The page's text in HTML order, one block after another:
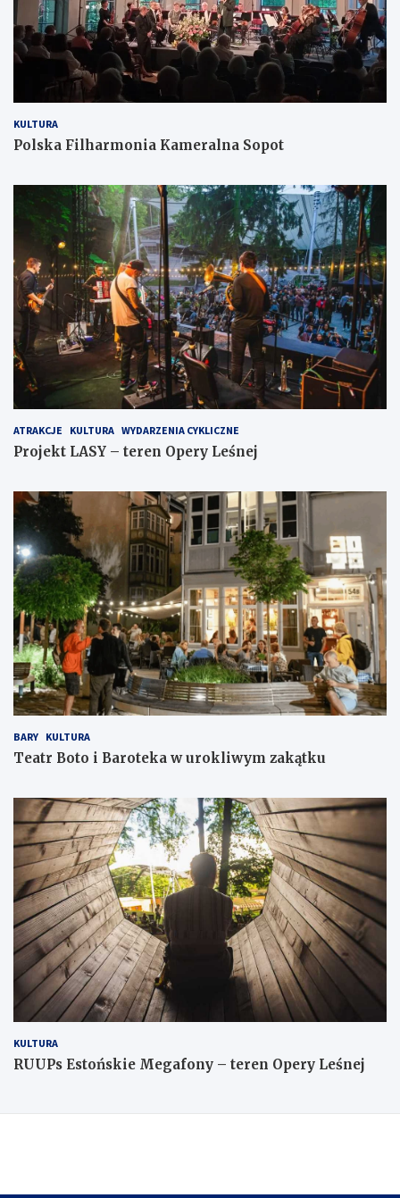
KULTURA
Polska Filharmonia Kameralna Sopot
ATRAKCJE KULTURA WYDARZENIA CYKLICZNE
Projekt LASY – teren Opery Leśnej
BARY KULTURA
Teatr Boto i Baroteka w urokliwym zakątku
KULTURA
RUUPs Estońskie Megafony – teren Opery Leśnej